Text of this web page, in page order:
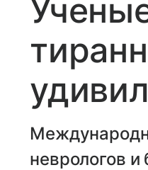
неврологов и